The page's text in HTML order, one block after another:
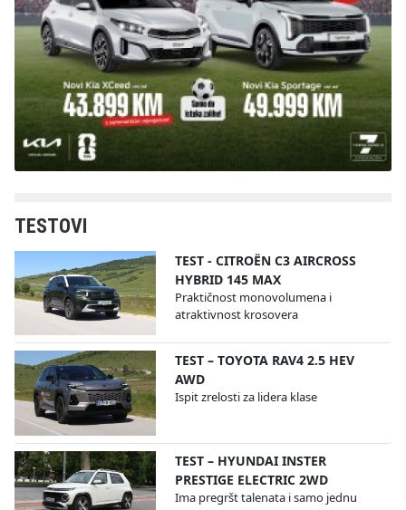
TESTOVI
TEST - CITROËN C3 AIRCROSS
HYBRID 145 MAX
Praktičnost monovolumena i
atraktivnost krosovera
TEST – TOYOTA RAV4 2.5 HEV
AWD
Ispit zrelosti za lidera klase
TEST – HYUNDAI INSTER
PRESTIGE ELECTRIC 2WD
Ima pregršt talenata i samo jednu